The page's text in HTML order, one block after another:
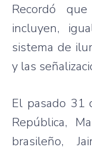
Recordó
incluyen,
sistema de
y las
El pasado 31
República,
brasileño,